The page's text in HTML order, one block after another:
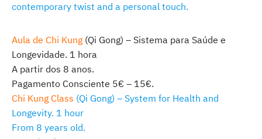
contemporary twist and a personal touch.
Aula de Chi Kung (Qi Gong) – Sistema para Saúde e
Longevidade. 1 hora
A partir dos 8 anos.
Pagamento Consciente 5€ – 15€.
Chi Kung Class (Qi Gong) – System for Health and
Longevity. 1 hour
From 8 years old.